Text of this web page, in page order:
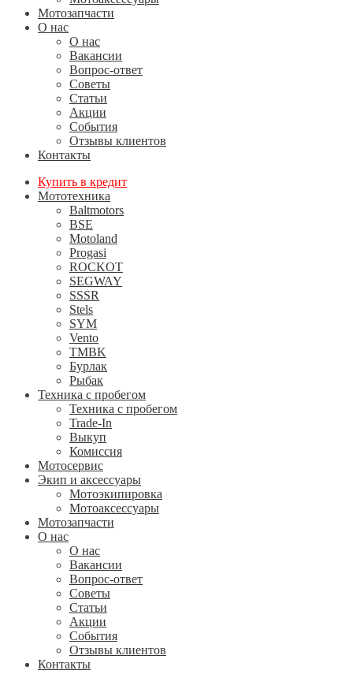
Мотозапчасти
О нас
О нас
Вакансии
Вопрос-ответ
Советы
Статьи
Акции
События
Отзывы клиентов
Контакты
Купить в кредит
Мототехника
Baltmotors
BSE
Motoland
Progasi
ROCKOT
SEGWAY
SSSR
Stels
SYM
Vento
TMBK
Бурлак
Рыбак
Техника с пробегом
Техника с пробегом
Trade-In
Выкуп
Комиссия
Мотосервис
Экип и аксессуары
Мотоэкипировка
Мотоаксессуары
Мотозапчасти
О нас
О нас
Вакансии
Вопрос-ответ
Советы
Статьи
Акции
События
Отзывы клиентов
Контакты